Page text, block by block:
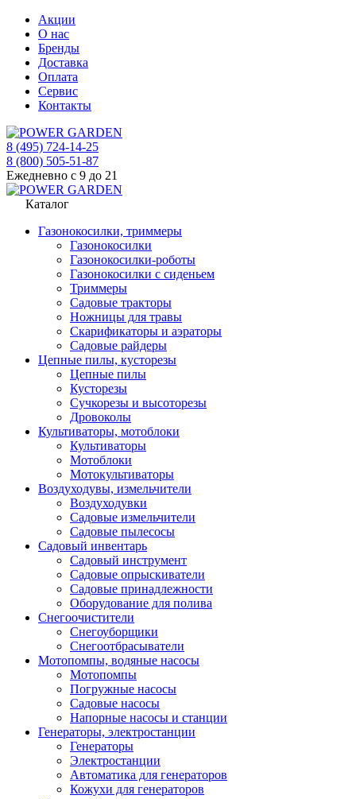
Акции
О нас
Бренды
Доставка
Оплата
Сервис
Контакты
8 (495) 724-14-25
8 (800) 505-51-87
Ежедневно с 9 до 21
Каталог
Газонокосилки, триммеры
Газонокосилки
Газонокосилки-роботы
Газонокосилки с сиденьем
Триммеры
Садовые тракторы
Ножницы для травы
Скарификаторы и аэраторы
Садовые райдеры
Цепные пилы, кусторезы
Цепные пилы
Кусторезы
Сучкорезы и высоторезы
Дровоколы
Культиваторы, мотоблоки
Культиваторы
Мотоблоки
Мотокультиваторы
Воздуходувы, измельчители
Воздуходувки
Садовые измельчители
Садовые пылесосы
Садовый инвентарь
Садовый инструмент
Садовые опрыскиватели
Садовые принадлежности
Оборудование для полива
Снегоочистители
Снегоуборщики
Снегоотбрасыватели
Мотопомпы, водяные насосы
Мотопомпы
Погружные насосы
Садовые насосы
Напорные насосы и станции
Генераторы, электростанции
Генераторы
Электростанции
Автоматика для генераторов
Кожухи для генераторов